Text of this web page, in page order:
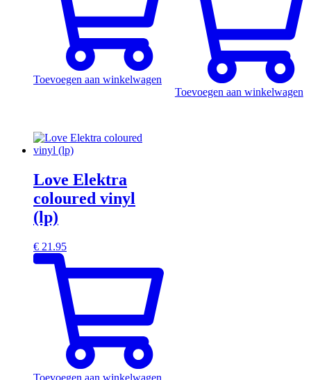
Toevoegen aan winkelwagen
Toevoegen aan winkelwagen
Love Elektra
coloured vinyl
(lp)
€ 21.95
Toevoegen aan winkelwagen